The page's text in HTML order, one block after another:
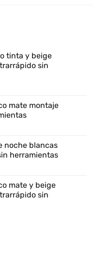
tinta y beige
sin
mate montaje
noche blancas
herramientas
mate y beige
sin